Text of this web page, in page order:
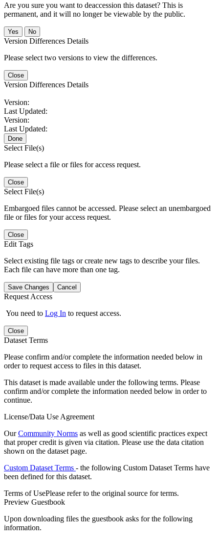
Are you sure you want to deaccession this dataset? This is
permanent, and it will no longer be viewable by the public.
No
Version Differences Details
Please select two versions to view the differences.
Close
Version Differences Details
Version:
Last Updated:
Version:
Last Updated:
Done
Select File(s)
Please select a file or files for access request.
Close
Select File(s)
Embargoed files cannot be accessed. Please select an unembargoed
file or files for your access request.
Close
Edit Tags
Select existing file tags or create new tags to describe your files.
Each file can have more than one tag.
Save Changes Cancel
Request Access
You need to Log In to request access.
Close
Dataset Terms
Please confirm and/or complete the information needed below in
order to request access to files in this dataset.
This dataset is made available under the following terms. Please
confirm and/or complete the information needed below in order to
continue.
License/Data Use Agreement
OurCommunity Norms as well as good scientific practices expect
that proper credit is given via citation. Please use the data citation
shown on the dataset page.
Custom Dataset Terms - the following Custom Dataset Terms have
been defined for this dataset.
Terms of UsePlease refer to the original source for terms.
Preview Guestbook
Upon downloading files the guestbook asks for the following
information.